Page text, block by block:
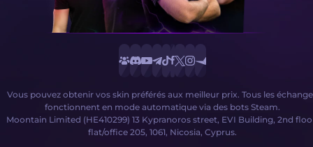
Vous pouvez obtenir vos skin préférés aux meilleur prix. Tous les
fonctionnent en mode automatique via des bots Steam.
Moontain Limited (HE410299) 13 Kypranoros street, EVI Building, 2nd
flat/office 205, 1061, Nicosia, Cyprus.